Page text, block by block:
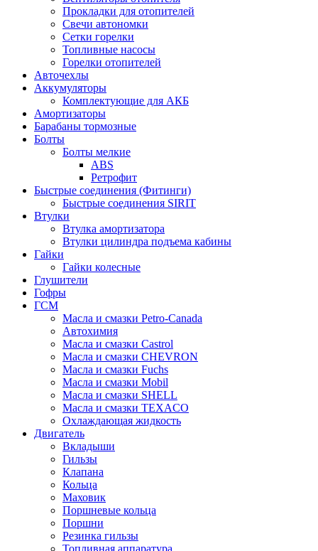
Прокладки для отопителей
Свечи автономки
Сетки горелки
Топливные насосы
Горелки отопителей
Авточехлы
Аккумуляторы
Комплектующие для АКБ
Амортизаторы
Барабаны тормозные
Болты
Болты мелкие
ABS
Ретрофит
Быстрые соединения (Фитинги)
Быстрые соединения SIRIT
Втулки
Втулка амортизатора
Втулки цилиндра подъема кабины
Гайки
Гайки колесные
Глушители
Гофры
ГСМ
Масла и смазки Petro-Canada
Автохимия
Масла и смазки Castrol
Масла и смазки CHEVRON
Масла и смазки Fuchs
Масла и смазки Mobil
Масла и смазки SHELL
Масла и смазки TEXACO
Охлаждающая жидкость
Двигатель
Вкладыши
Гильзы
Клапана
Кольца
Маховик
Поршневые кольца
Поршни
Резинка гильзы
Топливная аппаратура